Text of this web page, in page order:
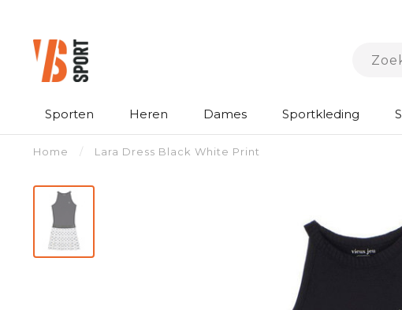
Sporten Heren Dames Sportkleding
Home / Lara Dress Black White Print